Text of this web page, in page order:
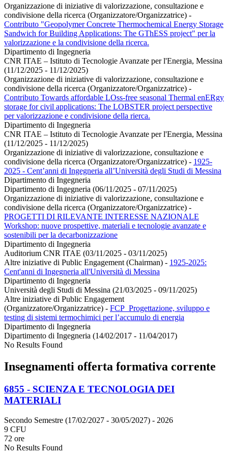
Organizzazione di iniziative di valorizzazione, consultazione e
condivisione della ricerca (Organizzatore/Organizzatrice) -
Contributo "Geopolymer Concrete Thermochemical Energy Storage
Sandwich for Building Applications:​ The GThESS project" per la
valorizzazione e la condivisione della ricerca.
Dipartimento di Ingegneria
CNR ITAE – Istituto di Tecnologie Avanzate per l'Energia, Messina
(11/12/2025 - 11/12/2025)
Organizzazione di iniziative di valorizzazione, consultazione e
condivisione della ricerca (Organizzatore/Organizzatrice) -
Contributo Towards affordable LOss-free seasonal Thermal enERgy
storage for civil applications: The LOBSTER project perspective
per valorizzazione e condivisione della rierca.
Dipartimento di Ingegneria
CNR ITAE – Istituto di Tecnologie Avanzate per l'Energia, Messina
(11/12/2025 - 11/12/2025)
Organizzazione di iniziative di valorizzazione, consultazione e
condivisione della ricerca (Organizzatore/Organizzatrice) - 1925-
2025 - Cent’anni di Ingegneria all’Università degli Studi di Messina
Dipartimento di Ingegneria
Dipartimento di Ingegneria (06/11/2025 - 07/11/2025)
Organizzazione di iniziative di valorizzazione, consultazione e
condivisione della ricerca (Organizzatore/Organizzatrice) -
PROGETTI DI RILEVANTE INTERESSE NAZIONALE
Workshop: nuove prospettive, materiali e tecnologie avanzate e
sostenibili per la decarbonizzazione
Dipartimento di Ingegneria
Auditorium CNR ITAE (03/11/2025 - 03/11/2025)
Altre iniziative di Public Engagement (Chairman) - 1925-2025:
Cent'anni di Ingegneria all'Università di Messina
Dipartimento di Ingegneria
Università degli Studi di Messina (21/03/2025 - 09/11/2025)
Altre iniziative di Public Engagement
(Organizzatore/Organizzatrice) - FCP_Progettazione, sviluppo e
testing di sistemi termochimici per l’accumulo di energia
Dipartimento di Ingegneria
Dipartimento di Ingegneria (14/02/2017 - 11/04/2017)
No Results Found
Insegnamenti offerta formativa corrente
6855 - SCIENZA E TECNOLOGIA DEI
MATERIALI
Secondo Semestre (17/02/2027 - 30/05/2027) - 2026
9 CFU
72 ore
No Results Found